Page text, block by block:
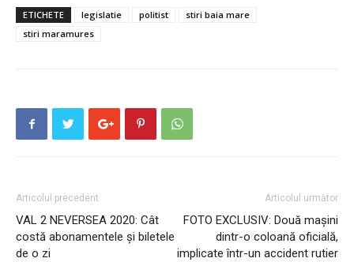
ETICHETE legislatie politist
stiri baia mare
stiri maramures
Articolul precedent
VAL 2 NEVERSEA 2020: Cât
costă abonamentele și biletele
de o zi
Articolul următor
FOTO EXCLUSIV: Două maşini
dintr-o coloană oficială,
implicate într-un accident rutier